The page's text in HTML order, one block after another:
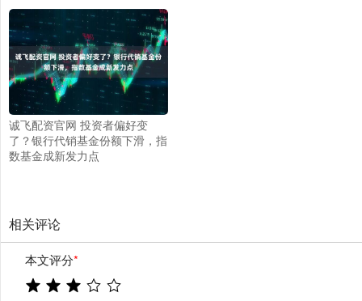
诚飞配资官网 投资者偏好变
了？银行代销基金份额下滑，指
数基金成新发力点
相关评论
本文评分*